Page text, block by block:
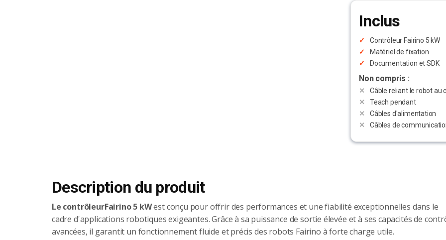
Inclus
Contrôleur Fairino 5 kW
Matériel de fixation
Documentation et SDK
Non compris :
Câble reliant le robot au
Teach pendant
Câbles d'alimentation
Câbles de
Description du produit
Le contrôleurFairino 5 kWest conçu pour offrir des performances et une fiabilité exceptionnelles dans le
cadre d'applications robotiques exigeantes. Grâce à sa puissance de sortie élevée et à ses capacités de
avancées, il garantit un fonctionnement fluide et précis des robots Fairino à forte charge utile.